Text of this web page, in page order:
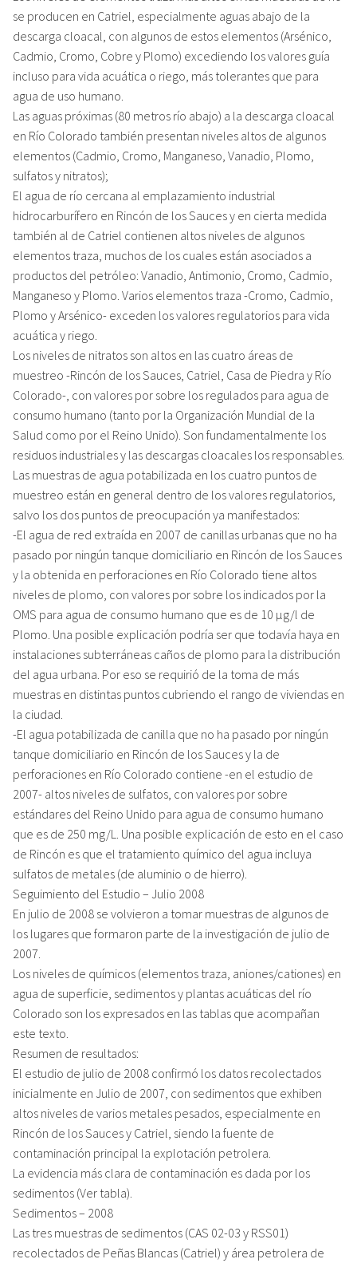
se producen en Catriel, especialmente aguas abajo de la
descarga cloacal, con algunos de estos elementos (Arsénico,
Cadmio, Cromo, Cobre y Plomo) excediendo los valores guía
incluso para vida acuática o riego, más tolerantes que para
agua de uso humano.
Las aguas próximas (80 metros río abajo) a la descarga cloacal
en Río Colorado también presentan niveles altos de algunos
elementos (Cadmio, Cromo, Manganeso, Vanadio, Plomo,
sulfatos y nitratos);
El agua de río cercana al emplazamiento industrial
hidrocarburífero en Rincón de los Sauces y en cierta medida
también al de Catriel contienen altos niveles de algunos
elementos traza, muchos de los cuales están asociados a
productos del petróleo: Vanadio, Antimonio, Cromo, Cadmio,
Manganeso y Plomo. Varios elementos traza -Cromo, Cadmio,
Plomo y Arsénico- exceden los valores regulatorios para vida
acuática y riego.
Los niveles de nitratos son altos en las cuatro áreas de
muestreo -Rincón de los Sauces, Catriel, Casa de Piedra y Río
Colorado-, con valores por sobre los regulados para agua de
consumo humano (tanto por la Organización Mundial de la
Salud como por el Reino Unido). Son fundamentalmente los
residuos industriales y las descargas cloacales los responsables.
Las muestras de agua potabilizada en los cuatro puntos de
muestreo están en general dentro de los valores regulatorios,
salvo los dos puntos de preocupación ya manifestados:
-El agua de red extraída en 2007 de canillas urbanas que no ha
pasado por ningún tanque domiciliario en Rincón de los Sauces
y la obtenida en perforaciones en Río Colorado tiene altos
niveles de plomo, con valores por sobre los indicados por la
OMS para agua de consumo humano que es de 10 µg/l de
Plomo. Una posible explicación podría ser que todavía haya en
instalaciones subterráneas caños de plomo para la distribución
del agua urbana. Por eso se requirió de la toma de más
muestras en distintas puntos cubriendo el rango de viviendas en
la ciudad.
-El agua potabilizada de canilla que no ha pasado por ningún
tanque domiciliario en Rincón de los Sauces y la de
perforaciones en Río Colorado contiene -en el estudio de
2007- altos niveles de sulfatos, con valores por sobre
estándares del Reino Unido para agua de consumo humano
que es de 250 mg/L. Una posible explicación de esto en el caso
de Rincón es que el tratamiento químico del agua incluya
sulfatos de metales (de aluminio o de hierro).
Seguimiento del Estudio – Julio 2008
En julio de 2008 se volvieron a tomar muestras de algunos de
los lugares que formaron parte de la investigación de julio de
2007.
Los niveles de químicos (elementos traza, aniones/cationes) en
agua de superficie, sedimentos y plantas acuáticas del río
Colorado son los expresados en las tablas que acompañan
este texto.
Resumen de resultados:
El estudio de julio de 2008 confirmó los datos recolectados
inicialmente en Julio de 2007, con sedimentos que exhiben
altos niveles de varios metales pesados, especialmente en
Rincón de los Sauces y Catriel, siendo la fuente de
contaminación principal la explotación petrolera.
La evidencia más clara de contaminación es dada por los
sedimentos (Ver tabla).
Sedimentos – 2008
Las tres muestras de sedimentos (CAS 02-03 y RSS01)
recolectados de Peñas Blancas (Catriel) y área petrolera de